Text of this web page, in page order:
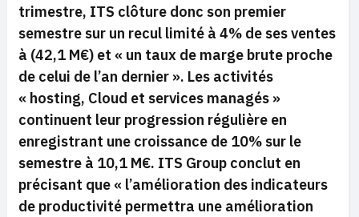
trimestre, ITS clôture donc son premier
semestre sur un recul limité à 4% de ses ventes
à (42,1 M€) et « un taux de marge brute proche
de celui de l’an dernier ». Les activités
« hosting, Cloud et services managés »
continuent leur progression régulière en
enregistrant une croissance de 10% sur le
semestre à 10,1 M€. ITS Group conclut en
précisant que « l’amélioration des indicateurs
de productivité permettra une amélioration